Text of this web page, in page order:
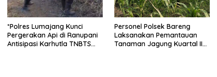
*Polres Lumajang Kunci
Pergerakan Api di Ranupani
Antisipasi Karhutla TNBTS
Personel Polsek Bareng
Laksanakan Pemantauan
Tanaman Jagung Kuartal II